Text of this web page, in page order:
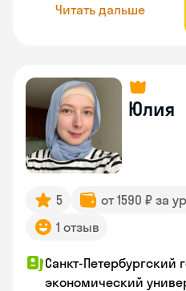
Читать дальше
Юлия
5 от 1590 ₽ за
1 отзыв
Санкт-Петербургский
экономический